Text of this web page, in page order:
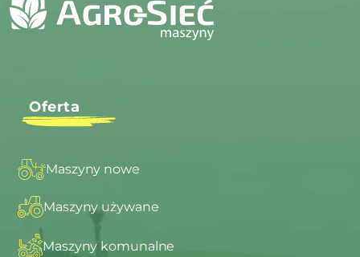
Oferta
Maszyny nowe
Maszyny używane
Maszyny komunalne